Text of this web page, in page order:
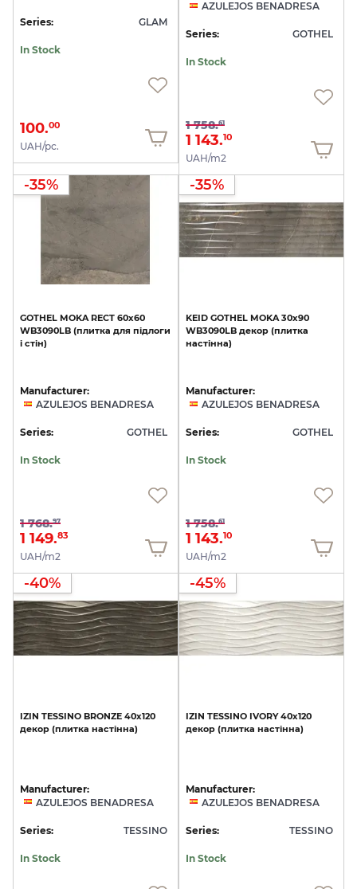
Series: GLAM
In Stock
100.00
UAH/pc.
AZULEJOS BENADRESA
Series: GOTHEL
In Stock
1 758.61
1 143.10
UAH/m2
-35%
GOTHEL MOKA RECT 60х60
WB3090LB (плитка для підлоги
і стін)
Manufacturer:
AZULEJOS BENADRESA
Series: GOTHEL
In Stock
1 768.97
1 149.83
UAH/m2
-35%
KEID GOTHEL MOKA 30х90
WB3090LB декор (плитка
настінна)
Manufacturer:
AZULEJOS BENADRESA
Series: GOTHEL
In Stock
1 758.61
1 143.10
UAH/m2
-40%
IZIN TESSINO BRONZE 40х120
декор (плитка настінна)
Manufacturer:
AZULEJOS BENADRESA
Series: TESSINO
In Stock
-45%
IZIN TESSINO IVORY 40х120
декор (плитка настінна)
Manufacturer:
AZULEJOS BENADRESA
Series: TESSINO
In Stock